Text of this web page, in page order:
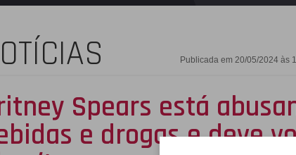
Publicada em 20/05/2024 às
Spears está
e drogas e deve